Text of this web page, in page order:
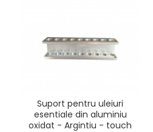
Suport pentru uleiuri
esentiale din aluminiu
oxidat - Argintiu - touch